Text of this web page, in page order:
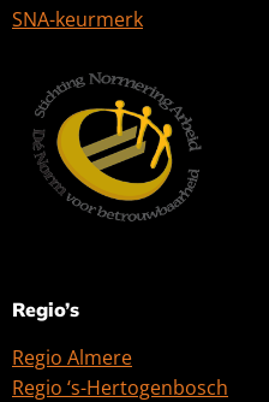
SNA-keurmerk
Regio’s
Regio Almere
Regio ‘s-Hertogenbosch